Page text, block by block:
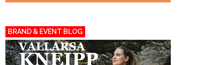
BRAND & EVENT BLOG